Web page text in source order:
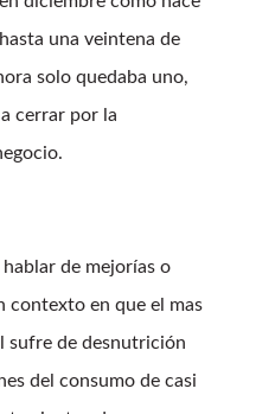
una veintena de
solo quedaba uno,
cerrar por la
de mejorías o
contexto en que el mas
sufre de desnutrición
del consumo de casi